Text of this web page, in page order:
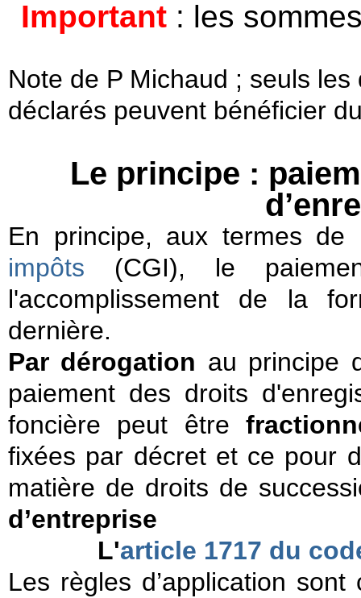
Important : les
Note de P Michaud ; seuls
déclarés peuvent bénéficier
Le principe :
En principe, aux termes de
impôts (CGI), le
l'accomplissement de la
dernière.
Par dérogation au principe
paiement des droits
foncière peut être
fixées par décret et ce pour
matière de droits de
d’entreprise
L'article 1717 du
Les règles d’application